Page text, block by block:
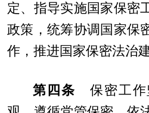
定、指导实施国家保密
政策，统筹协调国家保
作，推进国家保密法治建
第四条 保密工作